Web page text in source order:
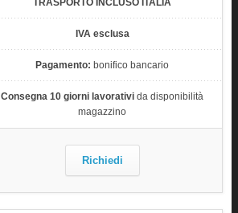
IVA esclusa
Pagamento: bonifico bancario
Consegna 10 giorni lavorativi da disponibilità
magazzino
Richiedi